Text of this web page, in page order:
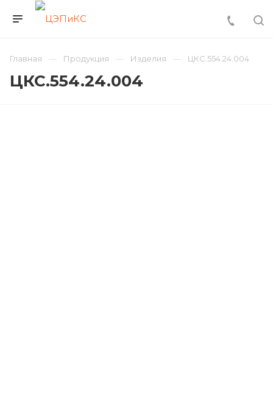
Главная Продукция Изделия ЦКС.554.24.004
ЦКС.554.24.004